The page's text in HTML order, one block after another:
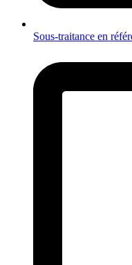
Sous-traitance en